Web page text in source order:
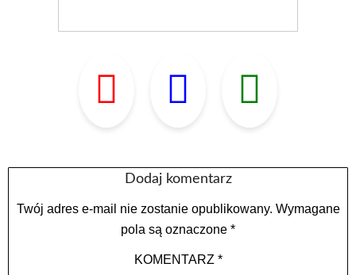
Dodaj komentarz
Twój adres e-mail nie zostanie opublikowany. Wymagane
pola są oznaczone *
KOMENTARZ *